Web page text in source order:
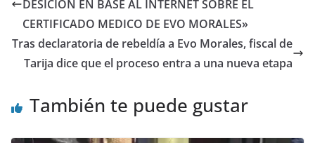
DESICION EN BASE AL INTERNET SOBRE EL
CERTIFICADO MEDICO DE EVO MORALES»
Tras declaratoria de rebeldía a Evo Morales, fiscal de
Tarija dice que el proceso entra a una nueva etapa
También te puede gustar